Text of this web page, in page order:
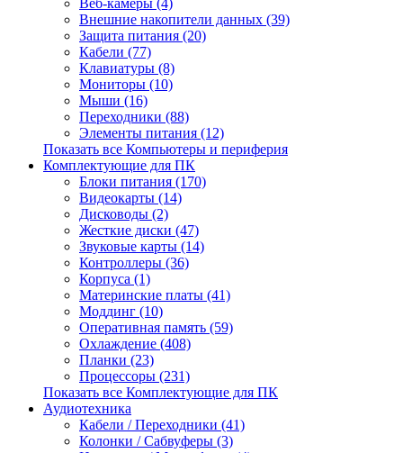
Веб-камеры (4)
Внешние накопители данных (39)
Защита питания (20)
Кабели (77)
Клавиатуры (8)
Мониторы (10)
Мыши (16)
Переходники (88)
Элементы питания (12)
Показать все Компьютеры и периферия
Комплектующие для ПК
Блоки питания (170)
Видеокарты (14)
Дисководы (2)
Жесткие диски (47)
Звуковые карты (14)
Контроллеры (36)
Корпуса (1)
Материнские платы (41)
Моддинг (10)
Оперативная память (59)
Охлаждение (408)
Планки (23)
Процессоры (231)
Показать все Комплектующие для ПК
Аудиотехника
Кабели / Переходники (41)
Колонки / Сабвуферы (3)